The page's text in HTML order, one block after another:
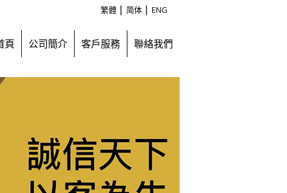
繁體 | 简体 | ENG
頁 公司簡介 客戶服務 聯絡我們